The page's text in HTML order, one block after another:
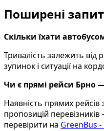
Поширені
Скільки їхати
Тривалість залежить від
зупинок і ситуації на
Чи є прямі рейси Брно
Наявність прямих рейсів
пропозицій
перевірити на GreenBus -